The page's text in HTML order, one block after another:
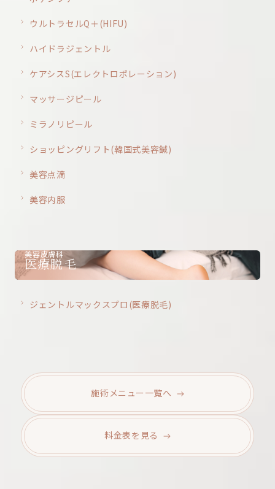
ウルトラセルQ＋(HIFU)
ハイドラジェントル
ケアシスS(エレクトロポレーション)
マッサージピール
ミラノリピール
ショッピングリフト(韓国式美容鍼)
美容点滴
美容内服
美容皮膚科
医療脱毛
ジェントルマックスプロ(医療脱毛)
施術メニュー 一覧へ
料金表を 見る